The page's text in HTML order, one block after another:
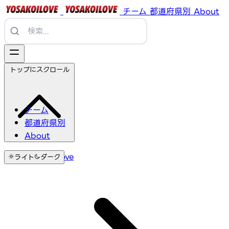
チーム 都道府県別 About
チーム
都道府県別
About
ライト ダーク
トップにスクロール
YosakoiLove